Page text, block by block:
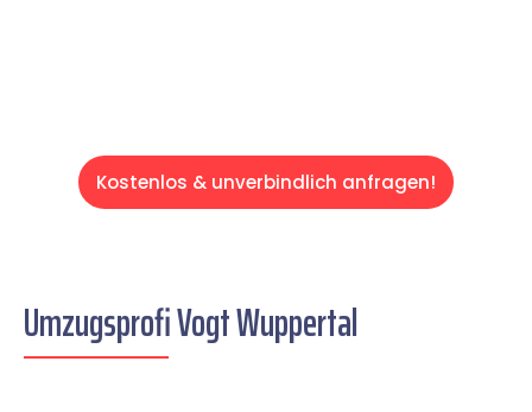
Kostenlos & unverbindlich anfragen!
Umzugsprofi Vogt Wuppertal